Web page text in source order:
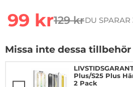
rea pris
99 krtidigare pris
129 krDU SPARAR
Missa inte dessa tillbehör
Plus/S25 Plus
2 Pack